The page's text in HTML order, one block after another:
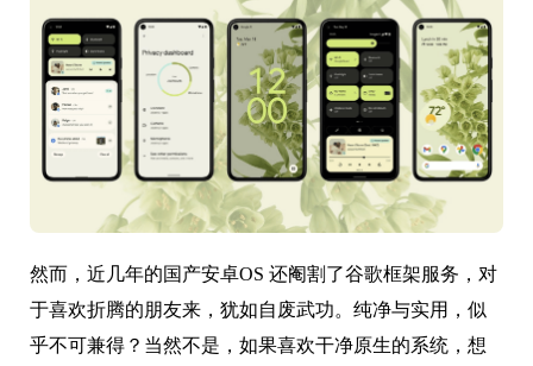
然而，近几年的国产安卓OS 还阉割了谷歌框架服务，对
于喜欢折腾的朋友来，犹如自废武功。纯净与实用，似
乎不可兼得？当然不是，如果喜欢干净原生的系统，想